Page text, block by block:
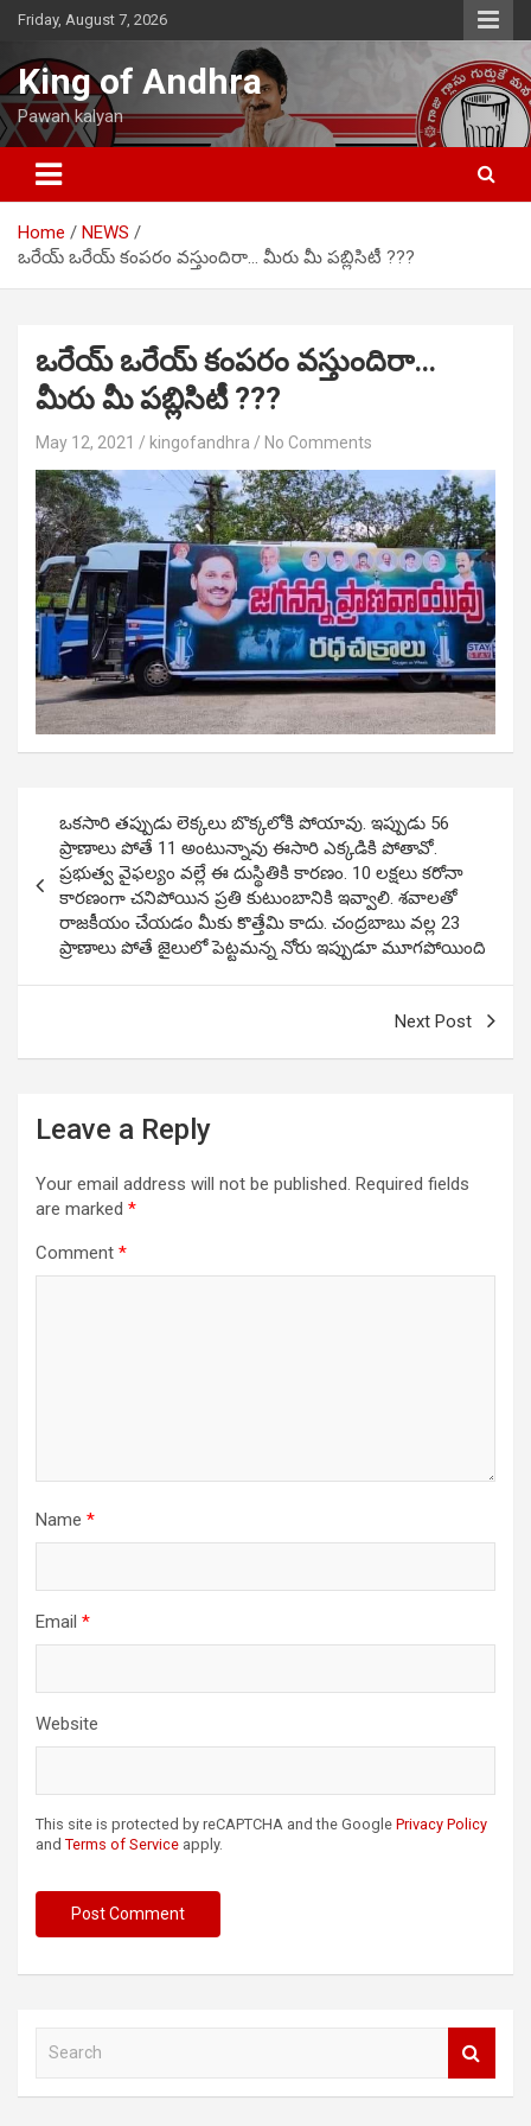
Skip
content
Friday, August 7, 2026
King of Andhra
Pawan kalyan
Home
NEWS
ఒరేయ్ ఒరేయ్ కంపరం వస్తుందిరా… మీరు మీ పబ్లిసిటీ ???
ఒరేయ్ ఒరేయ్ కంపరం వస్తుందిరా…
మీరు మీ పబ్లిసిటీ ???
May 12, 2021 kingofandhra No Comments
navigation
ఒకసారి తప్పుడు లెక్కలు బొక్కలోకి పోయావు. ఇప్పుడు 56
ప్రాణాలు పోతే 11 అంటున్నావు ఈసారి ఎక్కడికి పోతావో.
ప్రభుత్వ వైఫల్యం వల్లే ఈ దుస్థితికి కారణం. 10 లక్షలు కరోనా
కారణంగా చనిపోయిన ప్రతి కుటుంబానికి ఇవ్వాలి. శవాలతో
రాజకీయం చేయడం మీకు కొత్తేమి కాదు. చంద్రబాబు వల్ల 23
ప్రాణాలు పోతే జైలులో పెట్టమన్న నోరు ఇప్పుడూ మూగపోయింది
Next Post
Leave a Reply
Your email address will not be published. Required fields
are marked *
Comment *
Name *
Email *
Website
This site is protected by reCAPTCHA and the Google Privacy Policy
and Terms of Service apply.